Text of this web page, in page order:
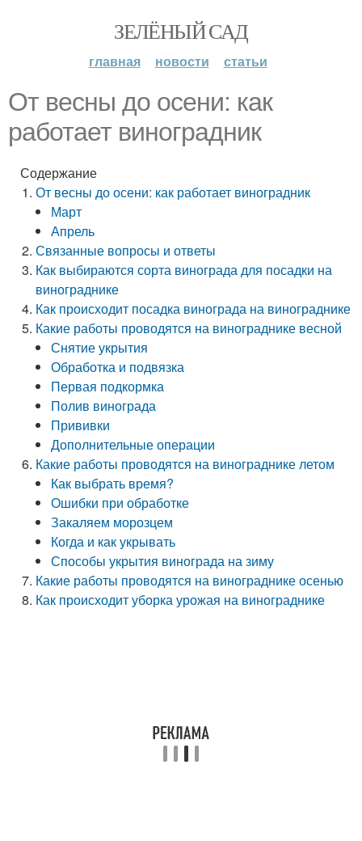
ЗЕЛЁНЫЙ САД
главная новости статьи
От весны до осени: как
работает виноградник
Содержание
От весны до осени: как работает виноградник
Март
Апрель
Связанные вопросы и ответы
Как выбираются сорта винограда для посадки на
винограднике
Как происходит посадка винограда на винограднике
Какие работы проводятся на винограднике весной
Снятие укрытия
Обработка и подвязка
Первая подкормка
Полив винограда
Прививки
Дополнительные операции
Какие работы проводятся на винограднике летом
Как выбрать время?
Ошибки при обработке
Закаляем морозцем
Когда и как укрывать
Способы укрытия винограда на зиму
Какие работы проводятся на винограднике осенью
Как происходит уборка урожая на винограднике